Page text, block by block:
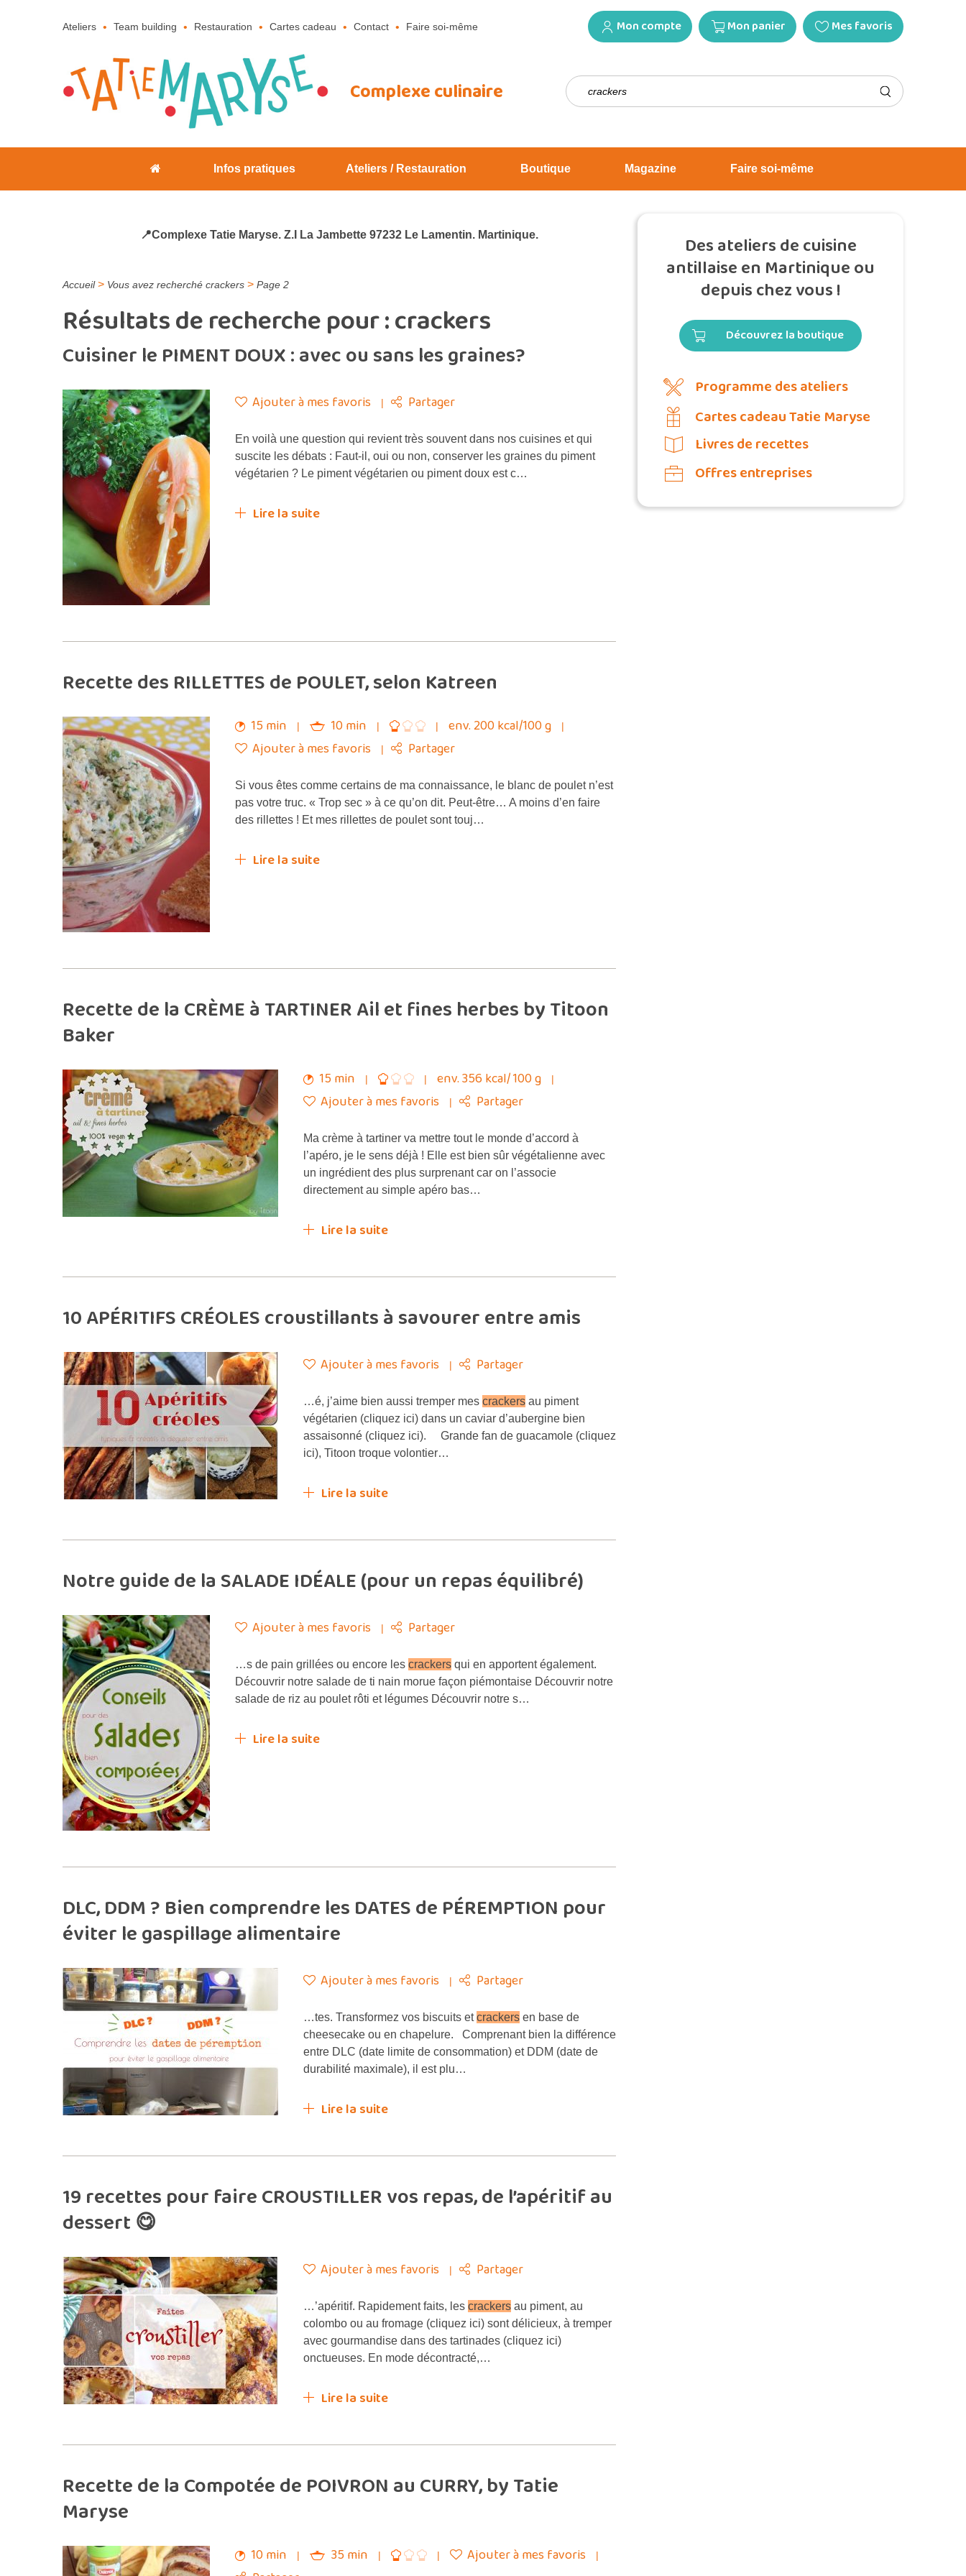
Ateliers Team building Restauration Cartes cadeau Contact Faire soi-même Mon compte Mon panier Mes favoris
Complexe culinaire Rechercher :
Infos pratiques Ateliers / Restauration Boutique Magazine Faire soi-même
📍Complexe Tatie Maryse. Z.I La Jambette 97232 Le Lamentin. Martinique.
Accueil> Vous avez recherché crackers > Page 2
Résultats de recherche pour :crackers
Cuisiner le PIMENT DOUX : avec ou sans les graines?
Ajouter à mes favoris Partager
En voilà une question qui revient très souvent dans nos cuisines et qui
suscite les débats : Faut-il, oui ou non, conserver les graines du piment
végétarien ? Le piment végétarien ou piment doux est c…
Lire la suite
Recette des RILLETTES de POULET, selon Katreen
15 min 10 min
env. 200 kcal/100 g
Ajouter à mes favoris
Partager
Si vous êtes comme certains de ma connaissance, le blanc de poulet n’est
pas votre truc. « Trop sec » à ce qu’on dit. Peut-être… A moins d’en faire
des rillettes ! Et mes rillettes de poulet sont touj…
Lire la suite
Recette de la CRÈME à TARTINER Ail et fines herbes by Titoon
Baker
15 min
env. 356 kcal/ 100 g
Ajouter à mes favoris
Partager
Ma crème à tartiner va mettre tout le monde d’accord à
l’apéro, je le sens déjà ! Elle est bien sûr végétalienne avec
un ingrédient des plus surprenant car on l’associe
directement au simple apéro bas…
Lire la suite
10 APÉRITIFS CRÉOLES croustillants à savourer entre amis
Ajouter à mes favoris Partager
…é, j’aime bien aussi tremper mes crackers au piment
végétarien (cliquez ici) dans un caviar d’aubergine bien
assaisonné (cliquez ici). Grande fan de guacamole (cliquez
ici), Titoon troque volontier…
Lire la suite
Notre guide de la SALADE IDÉALE (pour un repas équilibré)
Ajouter à mes favoris Partager
…s de pain grillées ou encore les crackers qui en apportent également.
Découvrir notre salade de ti nain morue façon piémontaise Découvrir notre
salade de riz au poulet rôti et légumes Découvrir notre s…
Lire la suite
DLC, DDM ? Bien comprendre les DATES de PÉREMPTION pour
éviter le gaspillage alimentaire
Ajouter à mes favoris Partager
…tes. Transformez vos biscuits etcrackers en base de
cheesecake ou en chapelure. Comprenant bien la différence
entre DLC (date limite de consommation) et DDM (date de
durabilité maximale), il est plu…
Lire la suite
19 recettes pour faire CROUSTILLER vos repas, de l’apéritif au
dessert 😋
Ajouter à mes favoris Partager
…’apéritif. Rapidement faits, les crackers au piment, au
colombo ou au fromage (cliquez ici) sont délicieux, à tremper
avec gourmandise dans des tartinades (cliquez ici)
onctueuses. En mode décontracté,…
Lire la suite
Recette de la Compotée de POIVRON au CURRY, by Tatie
Maryse
10 min 35 min
Ajouter à mes favoris
Des ateliers de cuisine
antillaise en Martinique ou
depuis chez vous !
Découvrez la boutique
Programme des ateliers
Cartes cadeau Tatie Maryse
Livres de recettes
Offres entreprises